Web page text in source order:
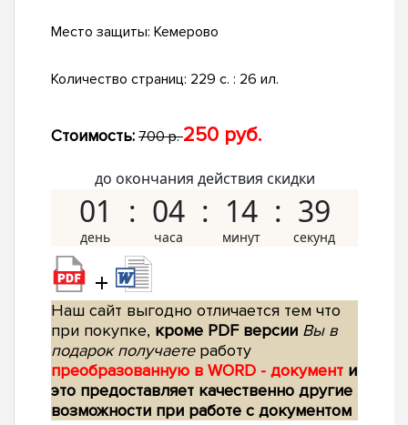
Место защиты: Кемерово
Количество страниц: 229 с. : 26 ил.
Стоимость: 700 р.250 руб.
до окончания действия скидки
01 04 14 38
+
Наш сайт выгодно отличается тем что
при покупке, кроме PDF версии Вы в
подарок получаетеработу
преобразованную в WORD - документ и
это предоставляет качественно другие
возможности при работе с документом